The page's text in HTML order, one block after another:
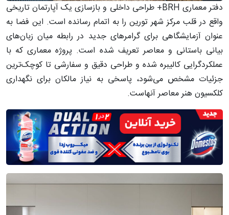
دفتر معماری BRH+ طراحی داخلی و بازسازی یک آپارتمان تاریخی
واقع در قلب مرکز شهر تورین را به اتمام رسانده است. این فضا به
عنوان آزمایشگاهی برای گرامرهای جدید در رابطه میان زبان‌های
بیانی باستانی و معاصر تعریف شده است. پروژه معماری که با
عملکردگرایی کالیبره شده و طراحی دقیق و سفارشی تا کوچک‌ترین
جزئیات مشخص می‌شود، پاسخی به نیاز مالکان برای نگهداری
کلکسیون هنر معاصر آنهاست.